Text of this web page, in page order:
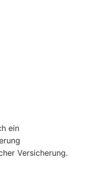
ein
Versicherung.